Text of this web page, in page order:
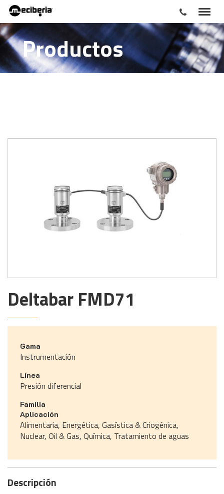
Productos
Deltabar FMD71
Gama
Instrumentación
Línea
Presión diferencial
Familia
Aplicación
Alimentaria, Energética, Gasística & Criogénica,
Nuclear, Oil & Gas, Química, Tratamiento de aguas
Descripción